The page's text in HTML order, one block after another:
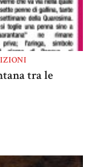
tra le